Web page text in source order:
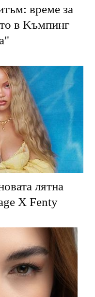
време за
в Kъмпинг
лятна
X Fenty